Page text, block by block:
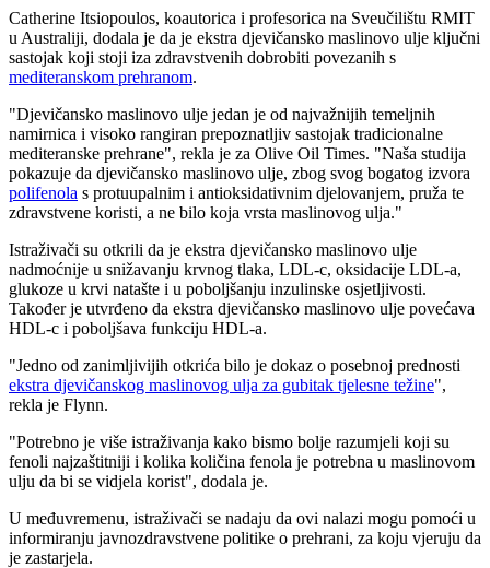
Catherine Itsiopoulos, koautorica i profesorica na Sveučilištu RMIT
u Australiji, dodala je da je ekstra djevičansko maslinovo ulje ključni
sastojak koji stoji iza zdravstvenih dobrobiti povezanih s
mediteranskom prehranom.
"Djevičansko maslinovo ulje jedan je od najvažnijih temeljnih
namirnica i visoko rangiran prepoznatljiv sastojak tradicionalne
mediteranske prehrane", rekla je za Olive Oil Times. "Naša studija
pokazuje da djevičansko maslinovo ulje, zbog svog bogatog izvora
polifenola s protuupalnim i antioksidativnim djelovanjem, pruža te
zdravstvene koristi, a ne bilo koja vrsta maslinovog ulja."
Istraživači su otkrili da je ekstra djevičansko maslinovo ulje
nadmoćnije u snižavanju krvnog tlaka, LDL-c, oksidacije LDL-a,
glukoze u krvi natašte i u poboljšanju inzulinske osjetljivosti.
Također je utvrđeno da ekstra djevičansko maslinovo ulje povećava
HDL-c i poboljšava funkciju HDL-a.
"Jedno od zanimljivijih otkrića bilo je dokaz o posebnoj prednosti
ekstra djevičanskog maslinovog ulja za gubitak tjelesne težine",
rekla je Flynn.
"Potrebno je više istraživanja kako bismo bolje razumjeli koji su
fenoli najzaštitniji i kolika količina fenola je potrebna u maslinovom
ulju da bi se vidjela korist", dodala je.
U međuvremenu, istraživači se nadaju da ovi nalazi mogu pomoći u
informiranju javnozdravstvene politike o prehrani, za koju vjeruju da
je zastarjela.